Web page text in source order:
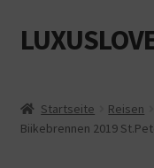
Zur
Navigation
Zum
Inhalt
Cookie-Richtlinie
Startseite Reisen
Biikebrennen 2019